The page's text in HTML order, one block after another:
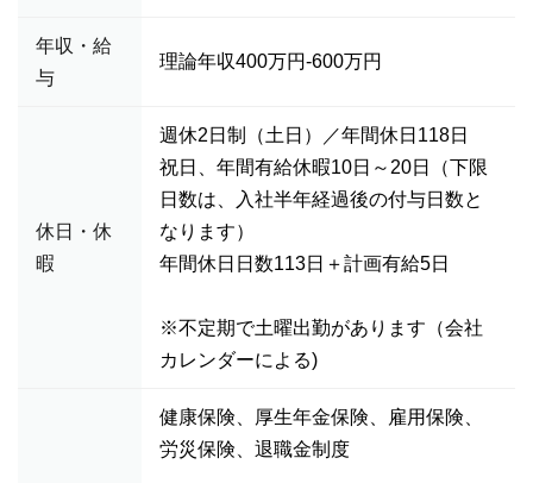
年収・給
与
理論年収400万円-600万円
休日・休
暇
週休2日制（土日）／年間休日118日
祝日、年間有給休暇10日～20日（下限
日数は、入社半年経過後の付与日数と
なります）
年間休日日数113日＋計画有給5日
※不定期で土曜出勤があります（会社
カレンダーによる)
健康保険、厚生年金保険、雇用保険、
労災保険、退職金制度